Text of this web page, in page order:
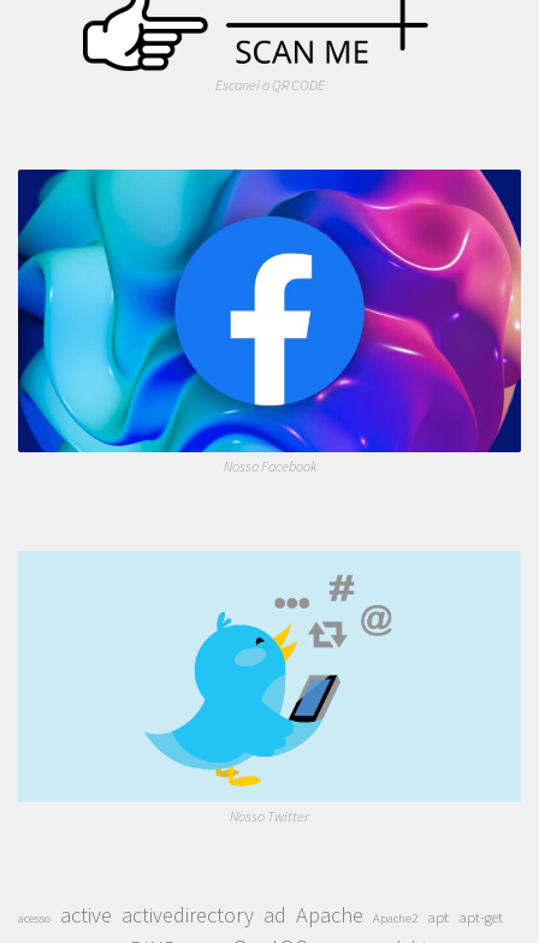
Escanei o QR CODE
Nosso Facebook
Nosso Twitter
acesso active activedirectory ad Apache Apache2 apt apt-get